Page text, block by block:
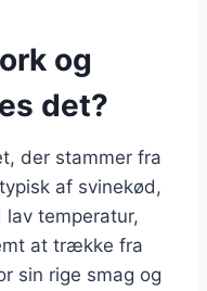
og
det?
der stammer fra
af svinekød,
temperatur,
at trække fra
sin rige smag og